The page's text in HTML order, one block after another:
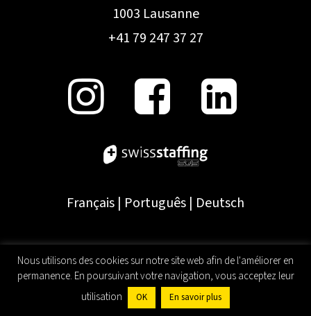
1003 Lausanne
+41 79 247 37 27
Français | Português | Deutsch
Nous utilisons des cookies sur notre site web afin de l'améliorer en
permanence. En poursuivant votre navigation, vous acceptez leur
utilisation
OK En savoir plus